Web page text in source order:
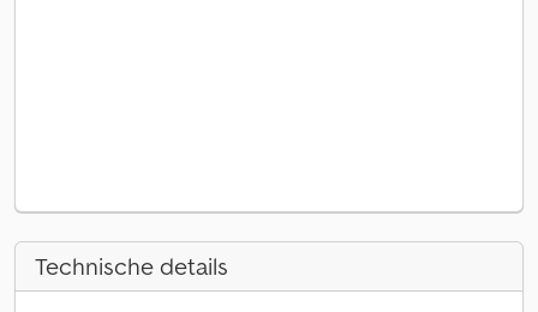
Technische details